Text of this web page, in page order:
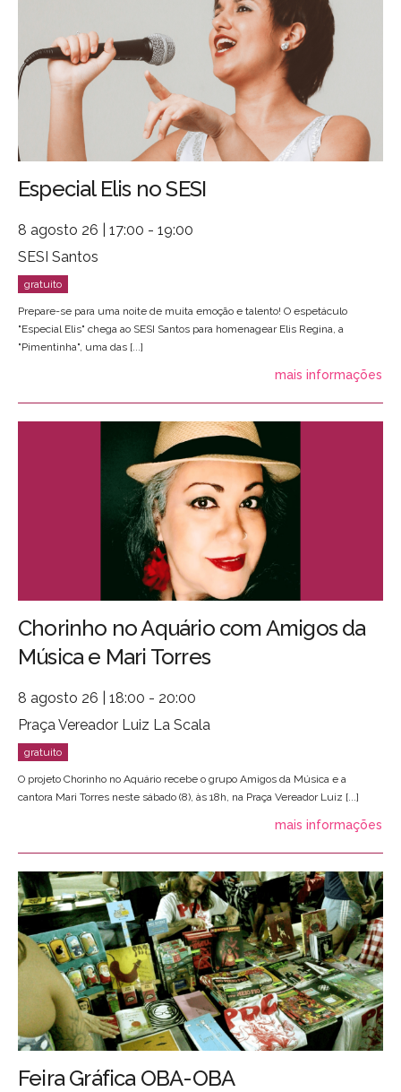
Especial Elis no SESI
8 agosto 26 | 17:00 - 19:00
SESI Santos
Prepare-se para uma noite de muita emoção e talento! O espetáculo
"Especial Elis" chega ao SESI Santos para homenagear Elis Regina, a
"Pimentinha", uma das [...]
mais informações
Chorinho no Aquário com Amigos da
Música e Mari Torres
8 agosto 26 | 18:00 - 20:00
Praça Vereador Luiz La Scala
O projeto Chorinho no Aquário recebe o grupo Amigos da Música e a
cantora Mari Torres neste sábado (8), às 18h, na Praça Vereador Luiz [...]
mais informações
Feira Gráfica OBA-OBA